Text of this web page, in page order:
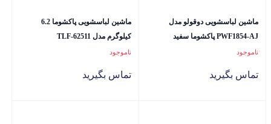
ماشین لباسشویی دوقولو مدل
PWF1854-AJ پاکشوما سفید
ناموجود
تماس بگیرید
ماشین لباسشویی پاکشوما 6.2
کیلوگرم مدل TLF-62511
ناموجود
تماس بگیرید